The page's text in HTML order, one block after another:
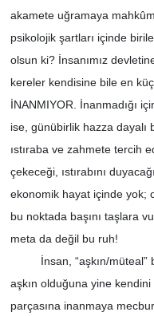
akamete uğramaya
psikolojik şartları içinde
olsun ki? İnsanımız
kereler kendisine bile en
İNANMIYOR. İnanmadığı
ise, günübirlik hazza dayalı
ıstıraba ve zahmete tercih
çekeceği, ıstırabını
ekonomik hayat içinde yok;
bu noktada başını taşlara
meta da değil bu ruh!
İnsan, “aşkın/
aşkın olduğuna yine
parçasına inanmaya